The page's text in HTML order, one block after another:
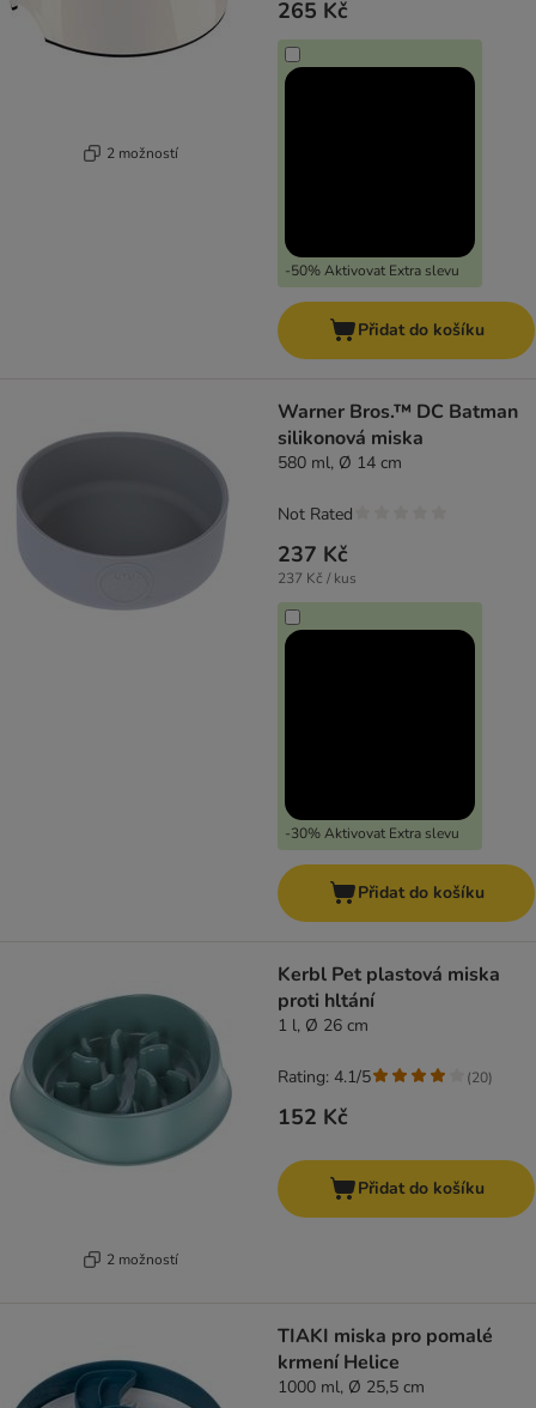
2 možností
265 Kč
-50% Aktivovat Extra slevu
Přidat do košíku
Warner Bros.™ DC Batman
silikonová miska
580 ml, Ø 14 cm
237 Kč
237 Kč / kus
-30% Aktivovat Extra slevu
Not Rated
Přidat do košíku
2 možností
Kerbl Pet plastová miska
proti hltání
1 l, Ø 26 cm
152 Kč
Rating: 4.1/5 (20)
Přidat do košíku
TIAKI miska pro pomalé
krmení Helice
1000 ml, Ø 25,5 cm